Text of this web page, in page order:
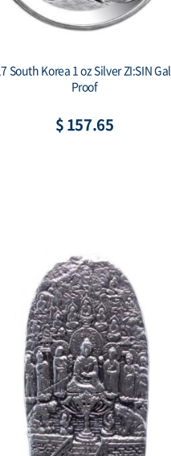
2018 South Korea 1 oz Silver 1 Clay
Chiwoo Cheonwang Proof
$ 151.90